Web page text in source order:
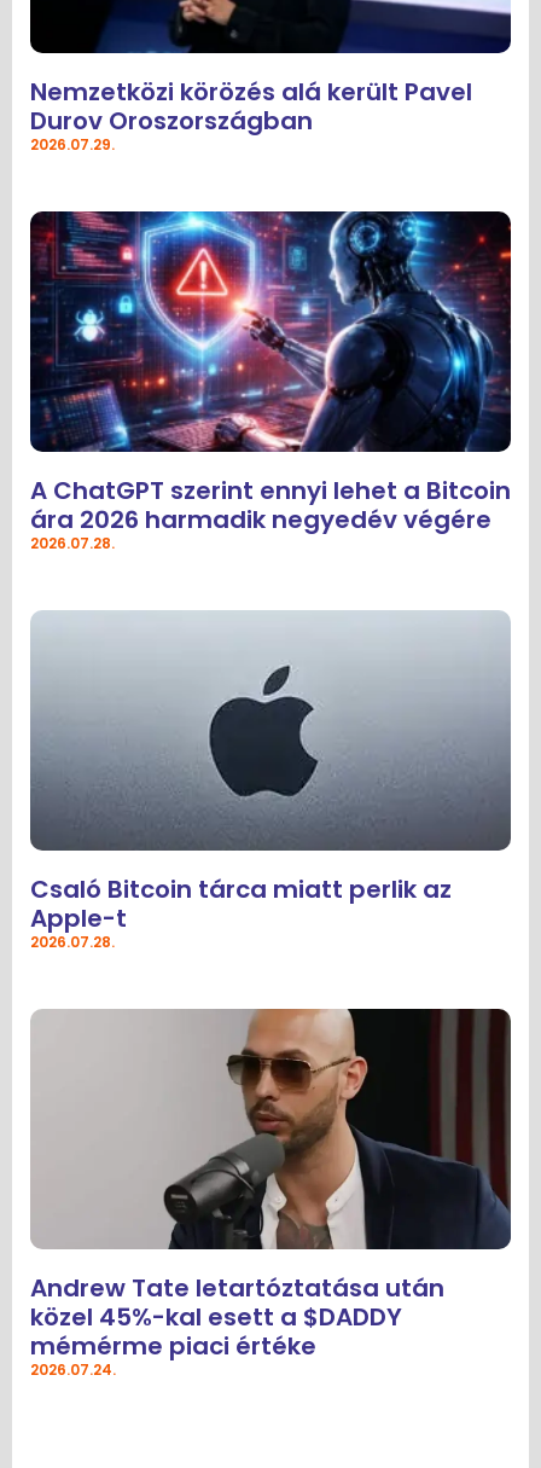
Nemzetközi körözés alá került Pavel
Durov Oroszországban
2026.07.29.
A ChatGPT szerint ennyi lehet a Bitcoin
ára 2026 harmadik negyedév végére
2026.07.28.
Csaló Bitcoin tárca miatt perlik az
Apple-t
2026.07.28.
Andrew Tate letartóztatása után
közel 45%-kal esett a $DADDY
mémérme piaci értéke
2026.07.24.